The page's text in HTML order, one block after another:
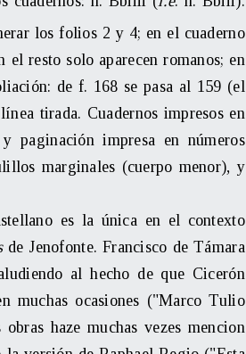
los folios 2 y 4; en el cuaderno
resto solo aparecen romanos; en
de f. 168 se pasa al 159 (el
tirada. Cuadernos impresos en
impresa en números
marginales (cuerpo menor), y
es la única en el contexto
de Jenofonte. Francisco de Támara
al hecho de que Cicerón
muchas ocasiones ("Marco Tulio
haze muchas vezes mencion